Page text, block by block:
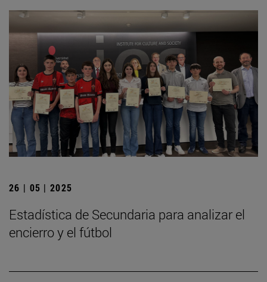
26 | 05 | 2025
Estadística de Secundaria para analizar el
encierro y el fútbol